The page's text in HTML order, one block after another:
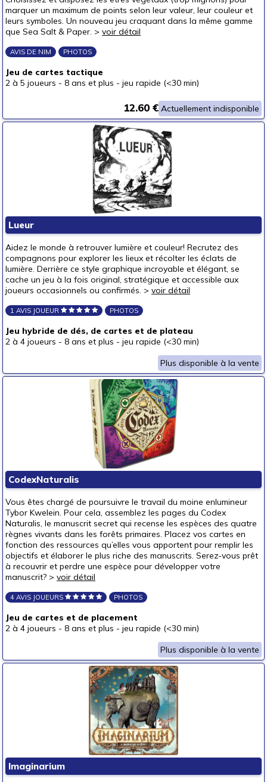
marquer un maximum de points selon leur valeur, leur couleur et
leurs symboles. Un nouveau jeu craquant dans la même gamme
que Sea Salt & Paper. > voir détail
AVIS DE NIM PHOTOS
Jeu de cartes tactique
2 à 5 joueurs - 8 ans et plus - jeu rapide (<30 min)
Actuellement indisponible
12.60 €
Lueur
Aidez le monde à retrouver lumière et couleur! Recrutez des
compagnons pour explorer les lieux et récolter les éclats de
lumière. Derrière ce style graphique incroyable et élégant, se
cache un jeu à la fois original, stratégique et accessible aux
joueurs occasionnels ou confirmés. > voir détail
1 AVIS JOUEUR PHOTOS
Jeu hybride de dés, de cartes et de plateau
2 à 4 joueurs - 8 ans et plus - jeu rapide (<30 min)
Plus disponible à la vente
CodexNaturalis
Vous êtes chargé de poursuivre le travail du moine enlumineur
Tybor Kwelein. Pour cela, assemblez les pages du Codex
Naturalis, le manuscrit secret qui recense les espèces des quatre
règnes vivants dans les forêts primaires. Placez vos cartes en
fonction des ressources qu’elles vous apportent pour remplir les
objectifs et élaborer le plus riche des manuscrits. Serez-vous prêt
à recouvrir et perdre une espèce pour développer votre
manuscrit? > voir détail
4 AVIS JOUEURS PHOTOS
Jeu de cartes et de placement
2 à 4 joueurs - 8 ans et plus - jeu rapide (<30 min)
Plus disponible à la vente
Imaginarium